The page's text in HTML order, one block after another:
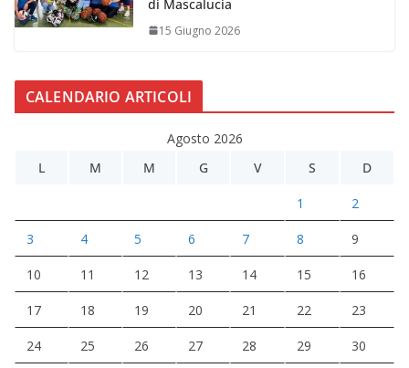
di Mascalucia
15 Giugno 2026
CALENDARIO ARTICOLI
Agosto 2026
L
M M G V S D
1 2
3 4 5 6 7 8 9
10 11 12 13 14 15 16
17 18 19 20 21 22 23
24 25 26 27 28 29 30